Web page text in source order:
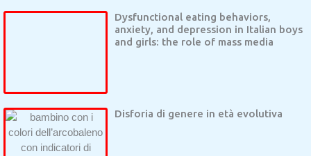
Dysfunctional eating behaviors,
anxiety, and depression in Italian boys
and girls: the role of mass media
Disforia di genere in età evolutiva